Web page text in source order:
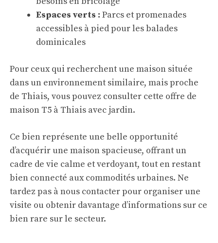
Espaces verts : Parcs et promenades
accessibles à pied pour les balades
dominicales
Pour ceux qui recherchent une maison située
dans un environnement similaire, mais proche
de Thiais, vous pouvez consulter cette offre de
maison T5 à Thiais avec jardin.
Ce bien représente une belle opportunité
d’acquérir une maison spacieuse, offrant un
cadre de vie calme et verdoyant, tout en restant
bien connecté aux commodités urbaines. Ne
tardez pas à nous contacter pour organiser une
visite ou obtenir davantage d’informations sur ce
bien rare sur le secteur.